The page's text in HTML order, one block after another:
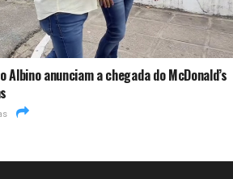
Albino anunciam a chegada do McDonald’s